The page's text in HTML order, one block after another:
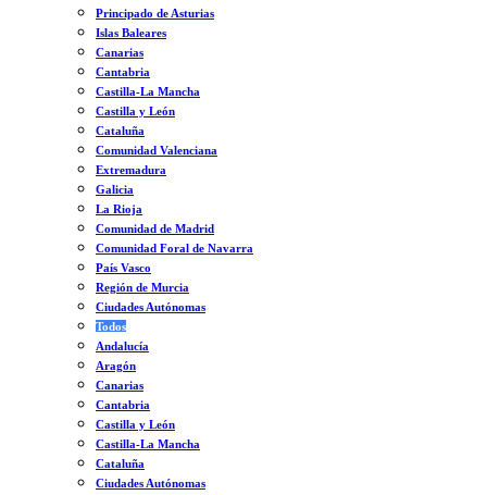
Principado de Asturias
Islas Baleares
Canarias
Cantabria
Castilla-La Mancha
Castilla y León
Cataluña
Comunidad Valenciana
Extremadura
Galicia
La Rioja
Comunidad de Madrid
Comunidad Foral de Navarra
País Vasco
Región de Murcia
Ciudades Autónomas
Todos
Andalucía
Aragón
Canarias
Cantabria
Castilla y León
Castilla-La Mancha
Cataluña
Ciudades Autónomas